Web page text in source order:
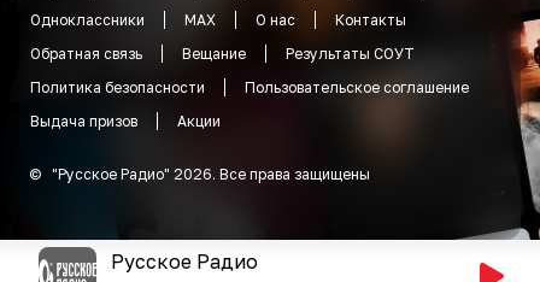
Одноклассники
MAX О нас
Контакты
Обратная связь
Вещание
Результаты СОУТ
Политика безопасности
Пользовательское соглашение
Выдача призов
Акции
© "Русское Радио" 2026. Все права защищены
Русское Радио